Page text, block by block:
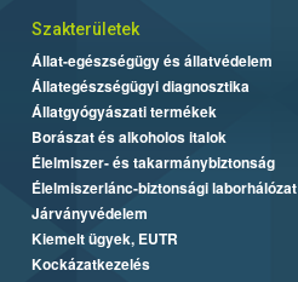
Szakterületek
Állat-egészségügy és állatvédelem
Állategészségügyi diagnosztika
Állatgyógyászati termékek
Borászat és alkoholos italok
Élelmiszer- és takarmánybiztonság
Élelmiszerlánc-biztonsági laborhálózat
Járványvédelem
Kiemelt ügyek, EUTR
Kockázatkezelés